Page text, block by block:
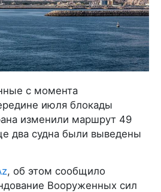
с момента
июля блокады
изменили маршрут 49
два судна были выведены
, об этом сообщило
Вооруженных сил